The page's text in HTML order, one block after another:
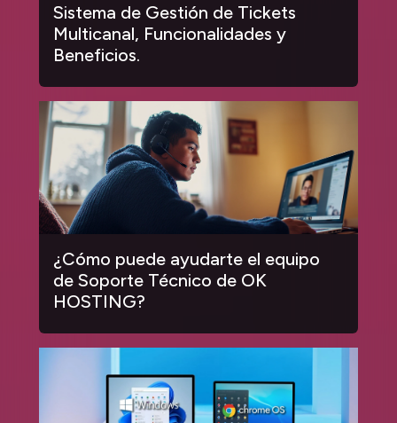
Sistema de Gestión de Tickets
Multicanal, Funcionalidades y
Beneficios.
¿Cómo puede ayudarte el equipo
de Soporte Técnico de OK
HOSTING?